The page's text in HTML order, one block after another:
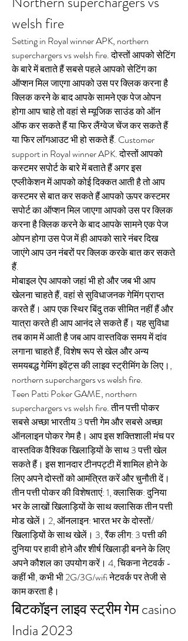
welsh fire
Setting in Royal winner APK, northern
superchargers vs welsh fire. दोस्तों आपको सेटिंग
के बारे में बताते हैं सबसे पहले आपको सेटिंग का
ऑप्शन मिल जाएगा आपको उस पर क्लिक करना है
क्लिक करने के बाद आपके सामने एक पेज ओपन
होगा आप चाहे तो वहां से म्यूजिक साउंड को ऑन
ऑफ कर सकते हैं या फिर लैंग्वेज चेंज कर सकते हैं
या फिर लॉगआउट भी हो सकते हैं. Customer
support in Royal winner APK. दोस्तों आपको
कस्टमर सपोर्ट के बारे में बताते हैं अगर इस
एप्लीकेशन में आपको कोई दिक्कत आती है तो आप
कस्टमर से बात कर सकते हैं आपको ऊपर कस्टमर
सपोर्ट का ऑप्शन मिल जाएगा आपको उस पर क्लिक
करना है क्लिक करने के बाद आपके सामने एक पेज
ओपन होगा उस पेज में ही आपको सारे नंबर दिख
जाएंगे आप उन नंबरों पर क्लिक करके बात कर सकते
हैं.
मोबाइल ऐप आपको जहां भी हो और जब भी आप
खेलना चाहते हैं, वहां से सुविधाजनक गेमिंग प्राप्त
करते हैं। आप एक स्थिर बिंदु तक सीमित नहीं हैं और
यात्रा करते ही आप आनंद ले सकते हैं। यह सुविधा
तब काम में आती है जब आप वास्तविक समय में दांव
लगाना चाहते हैं, विशेष रूप से खेल और अन्य
समयबद्ध गेमिंग इवेंट्स की लाइव स्ट्रीमिंग के लिए।,
northern superchargers vs welsh fire.
Teen Patti Poker GAME, northern
superchargers vs welsh fire. तीन पत्ती पोकर
सबसे अच्छा भारतीय 3 पत्ती गेम और सबसे अच्छा
ऑनलाइन पोकर गेम है। आप इस शक्तिशाली मंच पर
वास्तविक वैश्विक खिलाड़ियों के साथ 3 पत्ती खेल
सकते हैं। इस शानदार टीनपट्टी में शामिल होने के
लिए अपने दोस्तों को आमंत्रित करें और चुनौती दें।
तीन पत्ती पोकर की विशेषताएं: 1, क्लासिक: दुनिया
भर के लाखों खिलाड़ियों के साथ क्लासिक तीन पत्ती
मोड खेलें। 2, ऑनलाइन: भारत भर के दोस्तों/
खिलाड़ियों के साथ खेलें। 3, रैंक लीग: 3 पत्ती की
दुनिया पर हावी होने और शीर्ष खिलाड़ी बनने के लिए
अपने कौशल का उपयोग करें। 4, चिकना नेटवर्क -
कहीं भी, कभी भी 2G/3G/wifi नेटवर्क पर तेजी से
काम करता है।
बिटकॉइन लाइव स्ट्रीम गेम casino
India 2023